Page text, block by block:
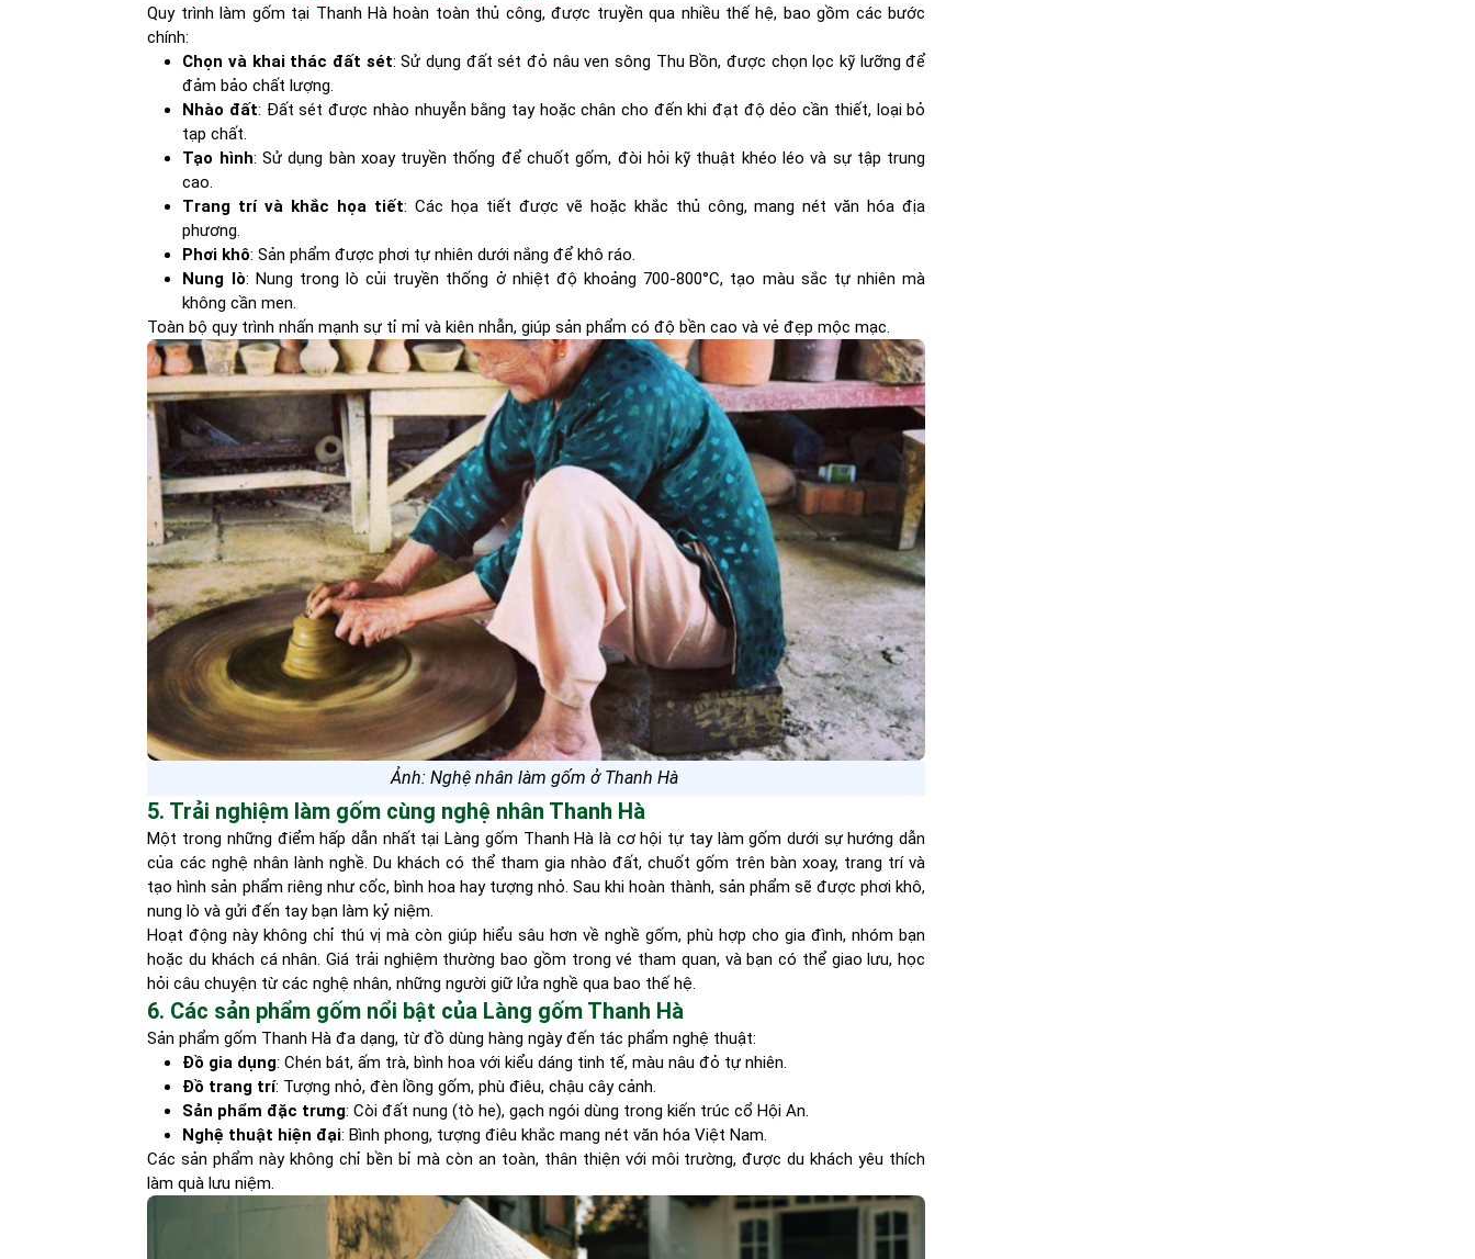
Quy trình làm gốm tại Thanh Hà hoàn toàn thủ công, được truyền qua nhiều thế hệ, bao gồm các bước
chính:
Chọn và khai thác đất sét: Sử dụng đất sét đỏ nâu ven sông Thu Bồn, được chọn lọc kỹ lưỡng để
đảm bảo chất lượng.
Nhào đất: Đất sét được nhào nhuyễn bằng tay hoặc chân cho đến khi đạt độ dẻo cần thiết, loại bỏ
tạp chất.
Tạo hình: Sử dụng bàn xoay truyền thống để chuốt gốm, đòi hỏi kỹ thuật khéo léo và sự tập trung
cao.
Trang trí và khắc họa tiết: Các họa tiết được vẽ hoặc khắc thủ công, mang nét văn hóa địa
phương.
Phơi khô: Sản phẩm được phơi tự nhiên dưới nắng để khô ráo.
Nung lò: Nung trong lò củi truyền thống ở nhiệt độ khoảng 700-800°C, tạo màu sắc tự nhiên mà
không cần men.
Toàn bộ quy trình nhấn mạnh sự tỉ mỉ và kiên nhẫn, giúp sản phẩm có độ bền cao và vẻ đẹp mộc mạc.
Ảnh: Nghệ nhân làm gốm ở Thanh Hà
5. Trải nghiệm làm gốm cùng nghệ nhân Thanh Hà
Một trong những điểm hấp dẫn nhất tại Làng gốm Thanh Hà là cơ hội tự tay làm gốm dưới sự hướng dẫn
của các nghệ nhân lành nghề. Du khách có thể tham gia nhào đất, chuốt gốm trên bàn xoay, trang trí và
tạo hình sản phẩm riêng như cốc, bình hoa hay tượng nhỏ. Sau khi hoàn thành, sản phẩm sẽ được phơi khô,
nung lò và gửi đến tay bạn làm kỷ niệm.
Hoạt động này không chỉ thú vị mà còn giúp hiểu sâu hơn về nghề gốm, phù hợp cho gia đình, nhóm bạn
hoặc du khách cá nhân. Giá trải nghiệm thường bao gồm trong vé tham quan, và bạn có thể giao lưu, học
hỏi câu chuyện từ các nghệ nhân, những người giữ lửa nghề qua bao thế hệ.
6. Các sản phẩm gốm nổi bật của Làng gốm Thanh Hà
Sản phẩm gốm Thanh Hà đa dạng, từ đồ dùng hàng ngày đến tác phẩm nghệ thuật:
Đồ gia dụng: Chén bát, ấm trà, bình hoa với kiểu dáng tinh tế, màu nâu đỏ tự nhiên.
Đồ trang trí: Tượng nhỏ, đèn lồng gốm, phù điêu, chậu cây cảnh.
Sản phẩm đặc trưng: Còi đất nung (tò he), gạch ngói dùng trong kiến trúc cổ Hội An.
Nghệ thuật hiện đại: Bình phong, tượng điêu khắc mang nét văn hóa Việt Nam.
Các sản phẩm này không chỉ bền bỉ mà còn an toàn, thân thiện với môi trường, được du khách yêu thích
làm quà lưu niệm.